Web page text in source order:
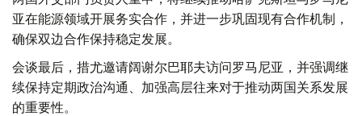
亚在能源领域开展务实合作，并进一步巩固现有合作机制，
确保双边合作保持稳定发展。
会谈最后，措尤邀请阔谢尔巴耶夫访问罗马尼亚，并强调继
续保持定期政治沟通、加强高层往来对于推动两国关系发展
的重要性。